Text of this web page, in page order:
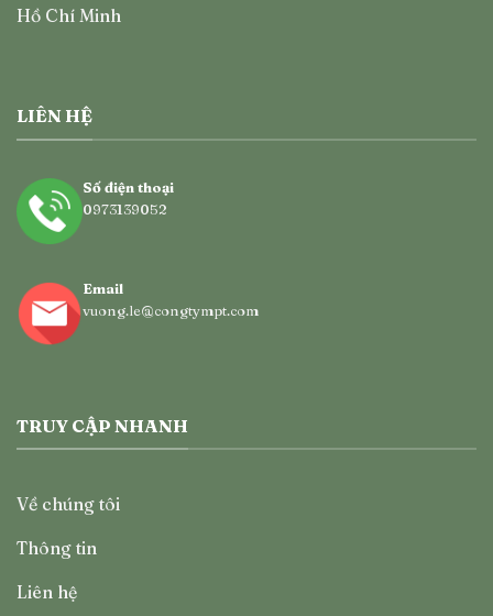
Hồ Chí Minh
LIÊN HỆ
Số điện thoại
0973139052
Email
vuong.le@congtympt.com
TRUY CẬP NHANH
Về chúng tôi
Thông tin
Liên hệ